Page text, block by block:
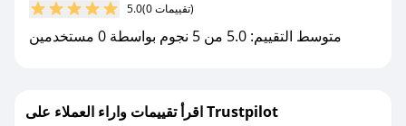
مع صحصح، تسوق بذكاء ووفّر على كل مشترياتك مع
كوبونات خصم حصرية من سيري بلس!
5.0 (0 تقييمات)
متوسط التقييم: 5.0 من 5 نجوم بواسطة 0 مستخدمين
اقرأ تقييمات واراء العملاء على Trustpilot